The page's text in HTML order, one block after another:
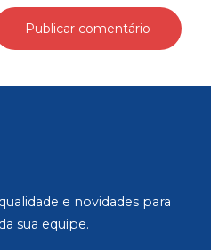
e novidades para
sua equipe.